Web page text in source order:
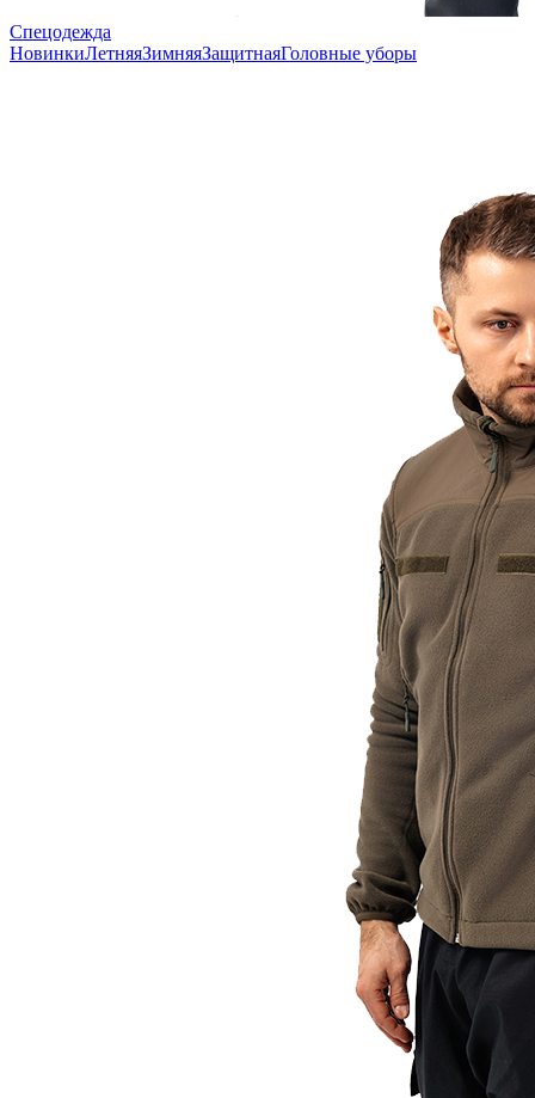
Спецодежда
НовинкиЛетняяЗимняяЗащитнаяГоловные уборы